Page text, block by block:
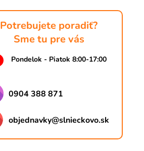
Potrebujete poradiť?
Sme tu pre vás
Pondelok - Piatok 8:00-17:00
0904 388 871
objednavky@slnieckovo.sk